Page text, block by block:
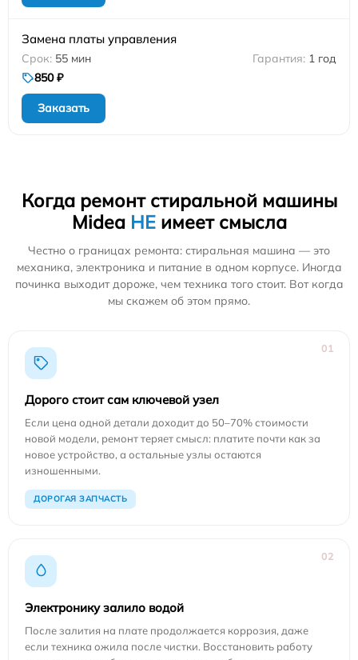
Замена платы управления
55 мин
1 год
850 ₽
Заказать
Когда ремонт стиральной машины
Midea НЕимеет смысла
Честно о границах ремонта: стиральная машина — это
механика, электроника и питание в одном корпусе. Иногда
починка выходит дороже, чем техника того стоит. Вот когда
мы скажем об этом прямо.
01
Дорого стоит сам ключевой узел
Если цена одной детали доходит до 50–70% стоимости
новой модели, ремонт теряет смысл: платите почти как за
новое устройство, а остальные узлы остаются
изношенными.
ДОРОГАЯ ЗАПЧАСТЬ
02
Электронику залило водой
После залития на плате продолжается коррозия, даже
если техника ожила после чистки. Восстановить работу